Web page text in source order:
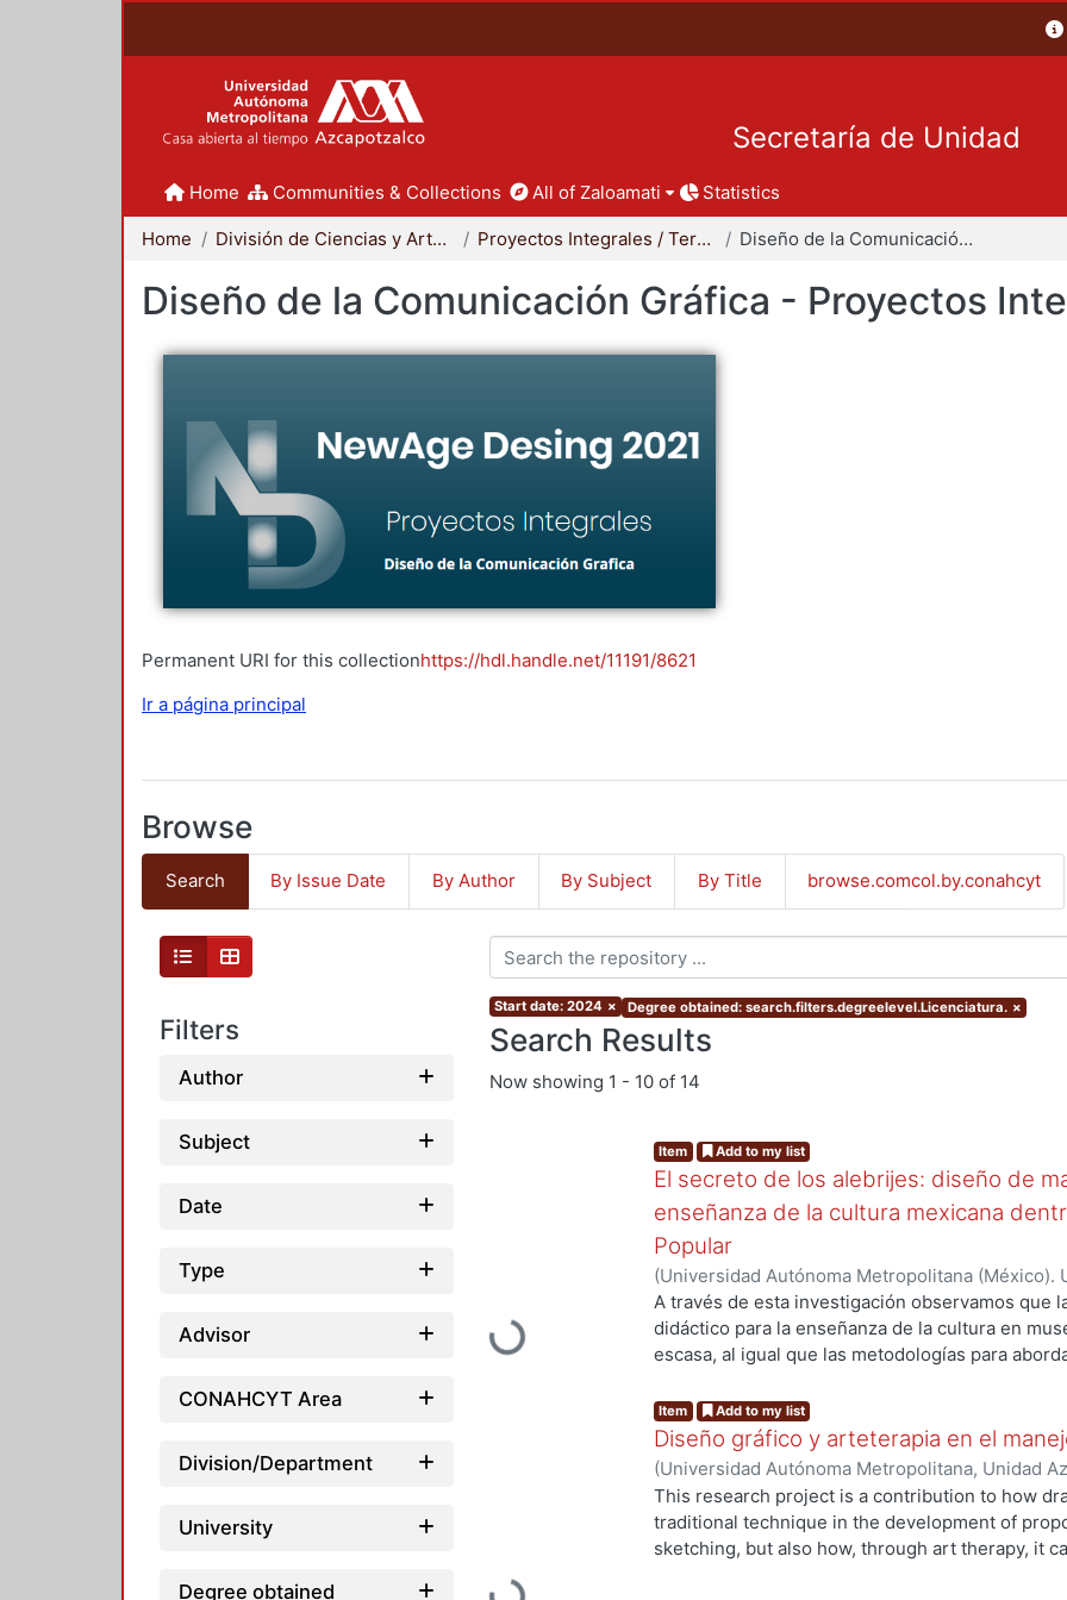
Secretaría de Unidad
Home Communities & Collections All of Zaloamati Statistics
Home División de Ciencias y Artes para el Diseño Proyectos Integrales / Terminales - Licenciatura Diseño de la Comunicación Gráfica - Proyectos Integrales
Diseño de la Comunicación Gráfica - Proyectos
Permanent URI for this collectionhttps://hdl.handle.net/11191/8621
Ir a página principal
Browse
Search By Issue Date By Author By Subject By Title browse.comcol.by.conahcyt
Filters
Author
Subject
Date
Type
Advisor
CONAHCYT Area
Division/Department
University
Degree obtained
Start date: 2024 × Degree obtained: search.filters.degreelevel.Licenciatura. ×
Search Results
Now showing 1 - 10 of 14
Loading...
Item Add to my list
El secreto de los alebrijes: diseño de
enseñanza de la cultura mexicana
Popular
(Universidad Autónoma Metropolitana (México).
Cortes Frias, Daniela;Justo Ramírez, Diana
A través de esta investigación observamos que
didáctico para la enseñanza de la cultura en
escasa, al igual que las metodologías para
enseñanza lúdica de conocimientos básicos
los contenidos temáticos del Museo de Arte
estudiantes de primaria alta, con los siguientes
experiencias interactivas y multisensoriales a
material didáctico eficiente, accesible y
el conjunto de técnicas, herramientas y
adquirido en un objeto de diseño (material
Item Add to my list
Diseño gráfico y arteterapia en el
(Universidad Autónoma Metropolitana, Unidad
López, Irene Jehosabet
This research project is a contribution to how
traditional technique in the development of
sketching, but also how, through art therapy, it